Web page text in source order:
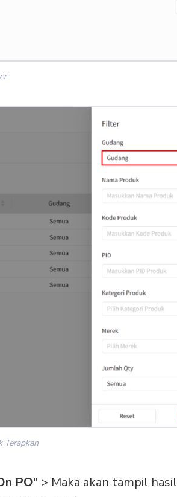
Terapkan
PO" > Maka akan tampil hasil